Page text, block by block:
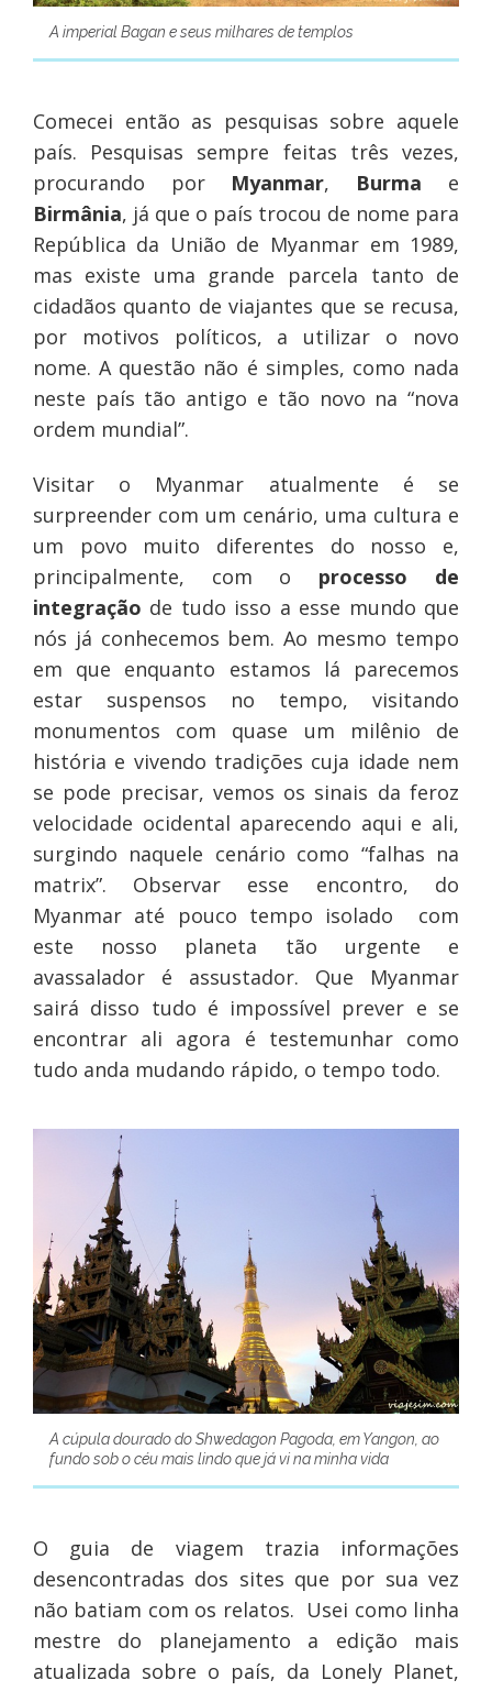
A imperial Bagan e seus milhares de templos
Comecei então as pesquisas sobre aquele
país. Pesquisas sempre feitas três vezes,
procurando por Myanmar, Burma e
Birmânia, já que o país trocou de nome para
República da União de Myanmar em 1989,
mas existe uma grande parcela tanto de
cidadãos quanto de viajantes que se recusa,
por motivos políticos, a utilizar o novo
nome. A questão não é simples, como nada
neste país tão antigo e tão novo na “nova
ordem mundial”.
Visitar o Myanmar atualmente é se
surpreender com um cenário, uma cultura e
um povo muito diferentes do nosso e,
principalmente, com o processo de
integração de tudo isso a esse mundo que
nós já conhecemos bem. Ao mesmo tempo
em que enquanto estamos lá parecemos
estar suspensos no tempo, visitando
monumentos com quase um milênio de
história e vivendo tradições cuja idade nem
se pode precisar, vemos os sinais da feroz
velocidade ocidental aparecendo aqui e ali,
surgindo naquele cenário como “falhas na
matrix”. Observar esse encontro, do
Myanmar até pouco tempo isolado com
este nosso planeta tão urgente e
avassalador é assustador. Que Myanmar
sairá disso tudo é impossível prever e se
encontrar ali agora é testemunhar como
tudo anda mudando rápido, o tempo todo.
A cúpula dourado do Shwedagon Pagoda, em Yangon, ao
fundo sob o céu mais lindo que já vi na minha vida
O guia de viagem trazia informações
desencontradas dos sites que por sua vez
não batiam com os relatos. Usei como linha
mestre do planejamento a edição mais
atualizada sobre o país, da Lonely Planet,